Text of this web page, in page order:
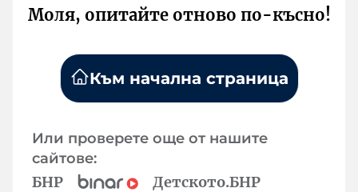
Моля, опитайте отново по-късно!
Към начална страница
Или проверете още от нашите
сайтове:
БНР
Детското.БНР